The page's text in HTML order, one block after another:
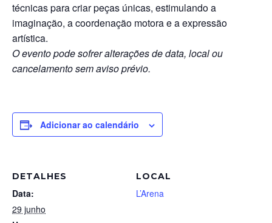
técnicas para criar peças únicas, estimulando a
imaginação, a coordenação motora e a expressão
artística.
O evento pode sofrer alterações de data, local ou
cancelamento sem aviso prévio.
Adicionar ao calendário
DETALHES
Data:
29 junho
LOCAL
L’Arena